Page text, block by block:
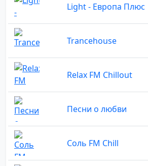
Light - Европа Плюс
Trancehouse
Relax FM Chillout
Песни о любви
Соль FM Chill